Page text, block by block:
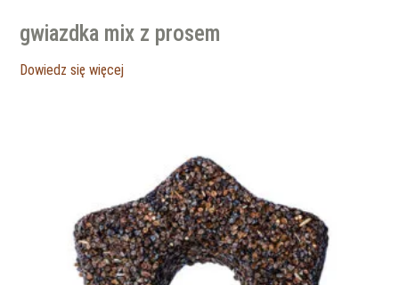
gwiazdka mix z prosem
Dowiedz się więcej